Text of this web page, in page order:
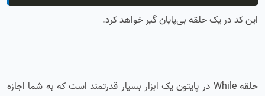
این کد در یک حلقه بی‌پایان گیر خواهد کرد.
حلقه While در پایتون یک ابزار بسیار قدرتمند است که به شما اجازه